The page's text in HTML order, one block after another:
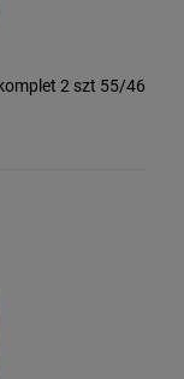
2 szt 55/46